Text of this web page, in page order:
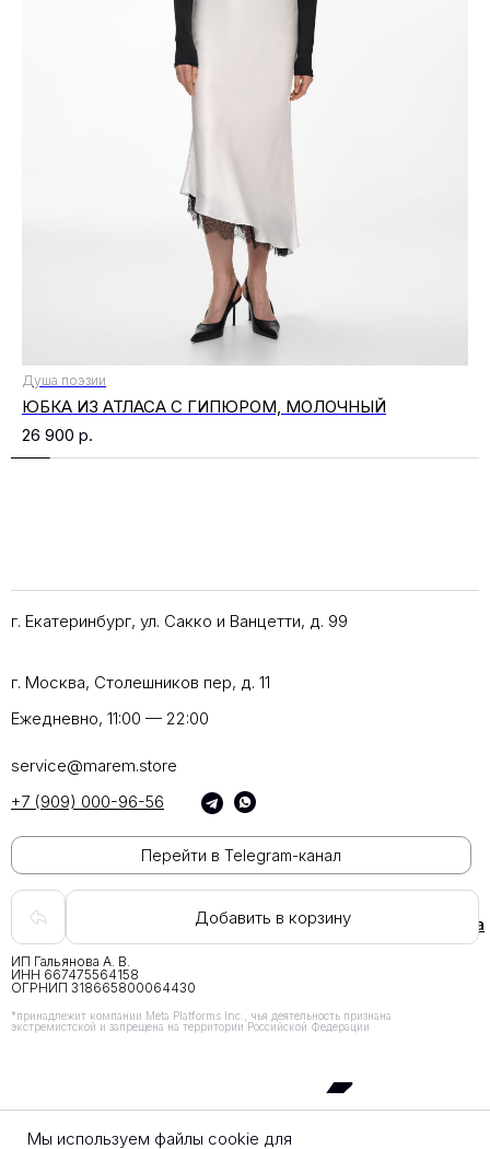
Душа поэзии
ЮБКА ИЗ АТЛАСА С ГИПЮРОМ, МОЛОЧНЫЙ
26 900 р.
Добавить в корзину
Мы используем файлы cookie для
+7 (909) 000-96-56
service@marem.store
*принадлежит компании Meta Platforms Inc., чья деятельность признана
экстремистской и запрещена на территории Российской Федерации
ИП Гальянова А. В.
ИНН 667475564158
ОГРНИП 318665800064430
Возврат
Документы Доставка
Ежедневно, 11:00 — 22:00
г. Екатеринбург, ул. Сакко и Ванцетти, д. 99
г. Москва, Столешников пер, д. 11
Перейти в Telegram-канал